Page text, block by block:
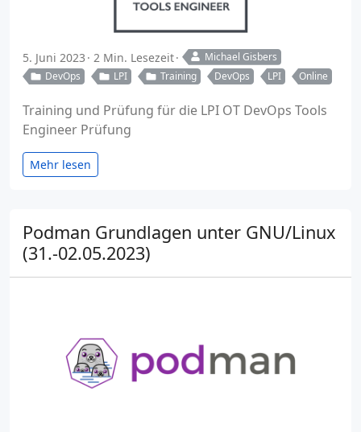
5. Juni 2023 2 Min. Lesezeit
Michael Gisbers
DevOps
LPI Training DevOps LPI Online
Training und Prüfung für die LPI OT DevOps Tools
Engineer Prüfung
Mehr lesen
Podman Grundlagen unter GNU/Linux
(31.-02.05.2023)